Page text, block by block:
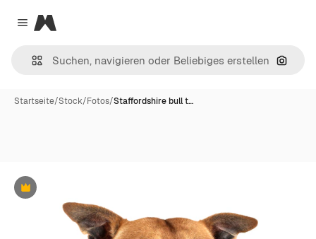
Close menu
Magnific
Nach
Startseite/Stock/Fotos/Staffordshire bull t…
Premium